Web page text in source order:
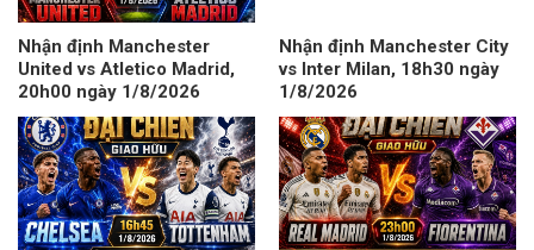
Nhận định Manchester
United vs Atletico Madrid,
20h00 ngày 1/8/2026
Nhận định Manchester City
vs Inter Milan, 18h30 ngày
1/8/2026